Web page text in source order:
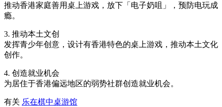
推动香港家庭善用桌上游戏，放下「电子奶咀」，预防电玩成
瘾。
3. 推动本土文创
发挥青少年创意，设计有香港特色的桌上游戏，推动本土文化
创作。
4. 创造就业机会
为居住于香港偏远地区的弱势社群创造就业机会。
有关 乐在棋中桌游馆